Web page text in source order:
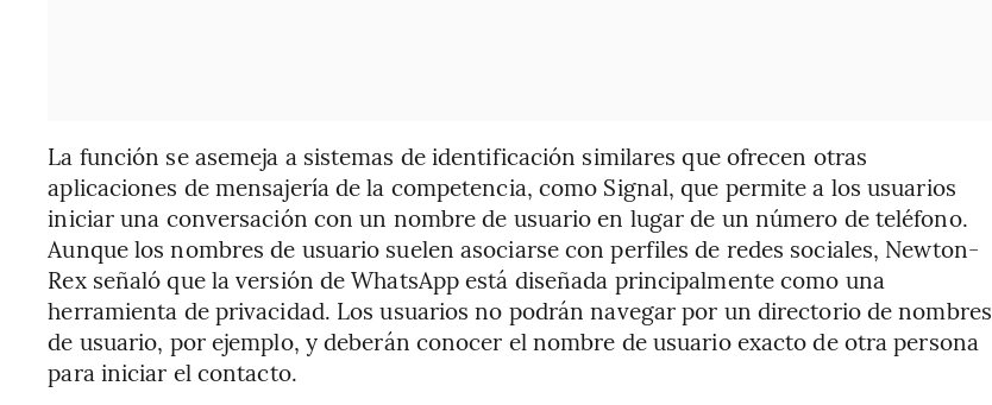
La función se asemeja a sistemas de identificación similares que ofrecen otras
aplicaciones de mensajería de la competencia, como Signal, que permite a los usuarios
iniciar una conversación con un nombre de usuario en lugar de un número de teléfono.
Aunque los nombres de usuario suelen asociarse con perfiles de redes sociales, Newton-
Rex señaló que la versión de WhatsApp está diseñada principalmente como una
herramienta de privacidad. Los usuarios no podrán navegar por un directorio de nombres
de usuario, por ejemplo, y deberán conocer el nombre de usuario exacto de otra persona
para iniciar el contacto.